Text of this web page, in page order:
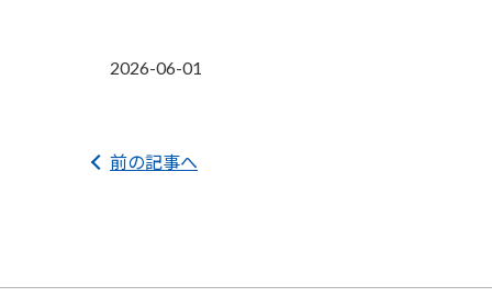
2026-06-01
前の記事へ